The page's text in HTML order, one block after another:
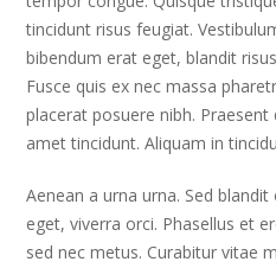
tincidunt risus feugiat.
bibendum erat eget, blandit
Fusce quis ex nec massa
placerat posuere nibh.
amet tincidunt. Aliquam in
Aenean a urna urna. Sed
eget, viverra orci. Phasellus et
sed nec metus. Curabitur vitae